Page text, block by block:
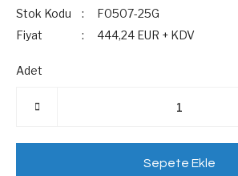
Stok Kodu
F0507-25G
Fiyat
444,24 EUR + KDV
Adet
Sepete Ekle